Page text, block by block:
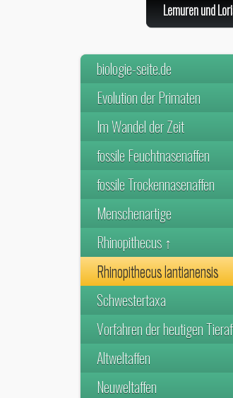
Lemuren und
biologie-seite.de
Evolution der Primaten
Im Wandel der Zeit
fossile Feuchtnasenaffen
fossile Trockennasenaffen
Menschenartige
Rhinopithecus ↑
Rhinopithecus lantianensis
Schwestertaxa
Vorfahren der heutigen
Altweltaffen
Neuweltaffen